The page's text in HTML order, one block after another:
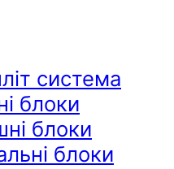
система
блоки
блоки
блоки